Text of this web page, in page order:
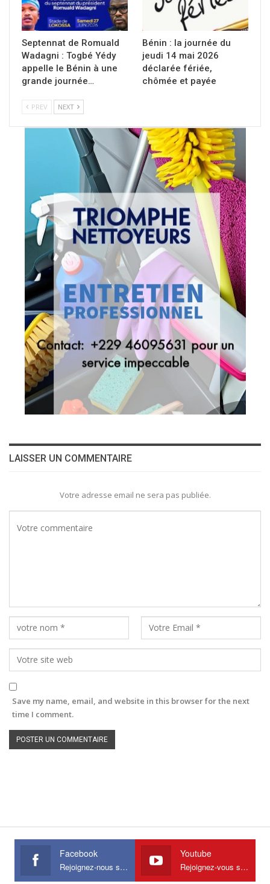
Septennat de Romuald
Wadagni : Togbé Yédy
appelle le Bénin à une
grande journée…
Bénin : la journée du
jeudi 14 mai 2026
déclarée fériée,
chômée et payée
PREV NEXT
LAISSER UN COMMENTAIRE
Votre adresse email ne sera pas publiée.
Save my name, email, and website in this browser for the next
time I comment.
Facebook
Rejoignez-nous sur Facebook
Youtube
Rejoignez-vous sur Youtube